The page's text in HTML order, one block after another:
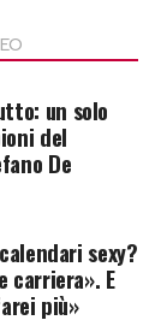
a Cairo
al
Cairo
editore e
dei
posa da
una
circa
a
stile di vita
un solo
del
De
sexy?
carriera». E
più»